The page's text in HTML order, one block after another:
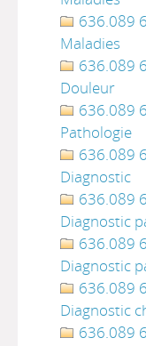
636.089
Maladies
636.089
Douleur
636.089
Pathologie
636.089
Diagnostic
636.089
Diagnostic
636.089
Diagnostic
636.089
Diagnostic
636.089